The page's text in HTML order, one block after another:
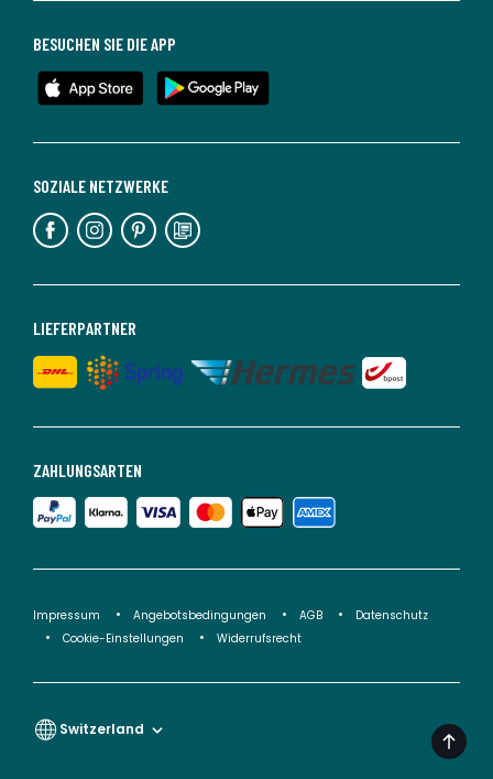
ZAHLUNGSARTEN
LIEFERPARTNER
SOZIALE NETZWERKE
BESUCHEN SIE DIE APP
Impressum Angebotsbedingungen AGB
Datenschutz
Cookie-Einstellungen
Widerrufsrecht
Switzerland